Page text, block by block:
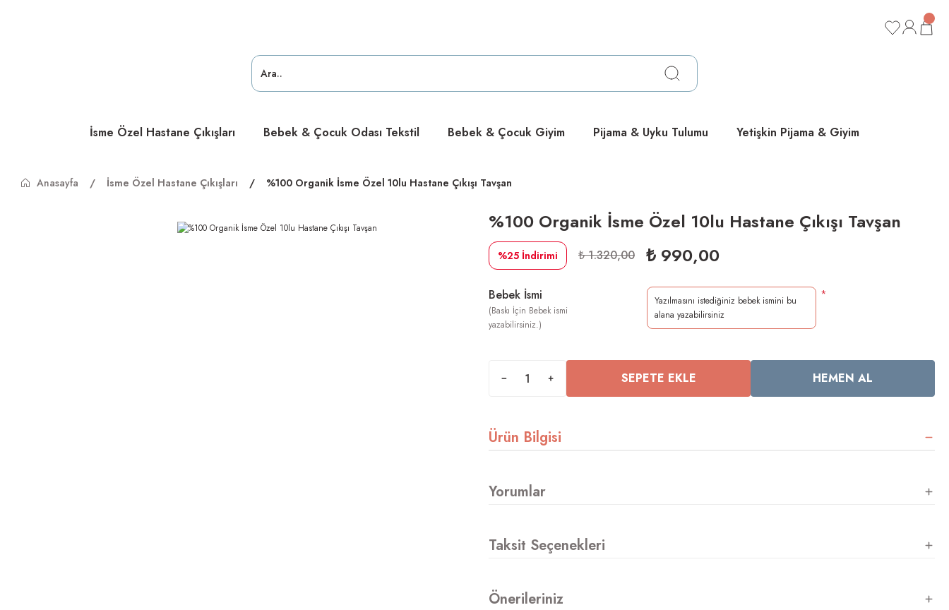
ücretsiz
İsme Özel Hastane Çıkışları Bebek & Çocuk Odası Tekstil Bebek & Çocuk Giyim Pijama & Uyku Tulumu Yetişkin Pijama & Giyim
Anasayfa İsme Özel Hastane Çıkışları %100 Organik İsme Özel 10lu Hastane Çıkışı Tavşan
%100 Organik İsme Özel 10lu Hastane Çıkışı Tavşan
%25 İndirimi ₺ 1.320,00 ₺ 990,00
Bebek İsmi *
SEPETE EKLE HEMEN AL
Ürün Bilgisi
Yorumlar
Taksit Seçenekleri
Önerileriniz